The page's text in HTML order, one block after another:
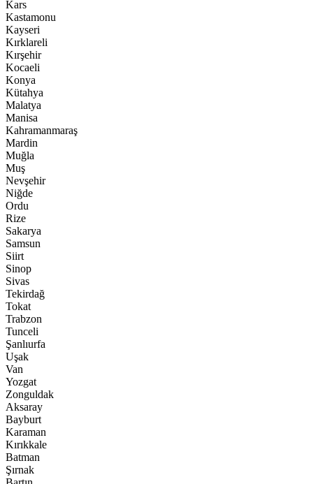
Kars
Kastamonu
Kayseri
Kırklareli
Kırşehir
Kocaeli
Konya
Kütahya
Malatya
Manisa
Kahramanmaraş
Mardin
Muğla
Muş
Nevşehir
Niğde
Ordu
Rize
Sakarya
Samsun
Siirt
Sinop
Sivas
Tekirdağ
Tokat
Trabzon
Tunceli
Şanlıurfa
Uşak
Van
Yozgat
Zonguldak
Aksaray
Bayburt
Karaman
Kırıkkale
Batman
Şırnak